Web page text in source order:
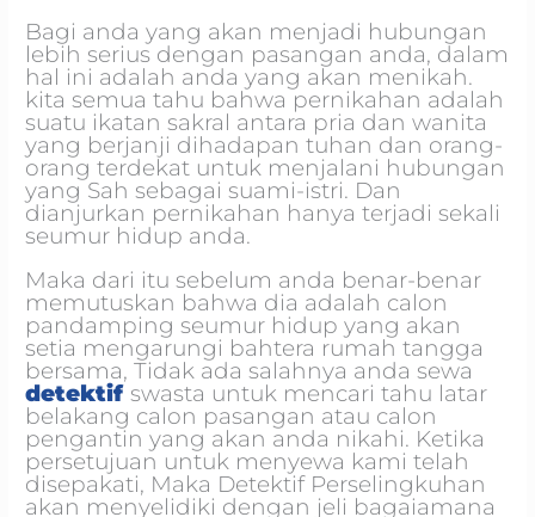
Bagi anda yang akan menjadi hubungan
lebih serius dengan pasangan anda, dalam
hal ini adalah anda yang akan menikah.
kita semua tahu bahwa pernikahan adalah
suatu ikatan sakral antara pria dan wanita
yang berjanji dihadapan tuhan dan orang-
orang terdekat untuk menjalani hubungan
yang Sah sebagai suami-istri. Dan
dianjurkan pernikahan hanya terjadi sekali
seumur hidup anda.
Maka dari itu sebelum anda benar-benar
memutuskan bahwa dia adalah calon
pandamping seumur hidup yang akan
setia mengarungi bahtera rumah tangga
bersama, Tidak ada salahnya anda sewa
detektif swasta untuk mencari tahu latar
belakang calon pasangan atau calon
pengantin yang akan anda nikahi. Ketika
persetujuan untuk menyewa kami telah
disepakati, Maka Detektif Perselingkuhan
akan menyelidiki dengan jeli bagaiamana